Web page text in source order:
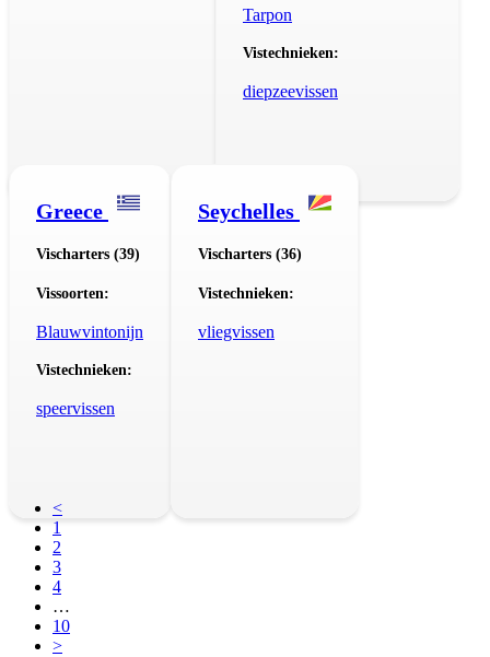
Tarpon
Vistechnieken:
diepzeevissen
Greece
Vischarters (39)
Vissoorten:
Blauwvintonijn
Vistechnieken:
speervissen
Seychelles
Vischarters (36)
Vistechnieken:
vliegvissen
<
1
2
3
4
…
10
>